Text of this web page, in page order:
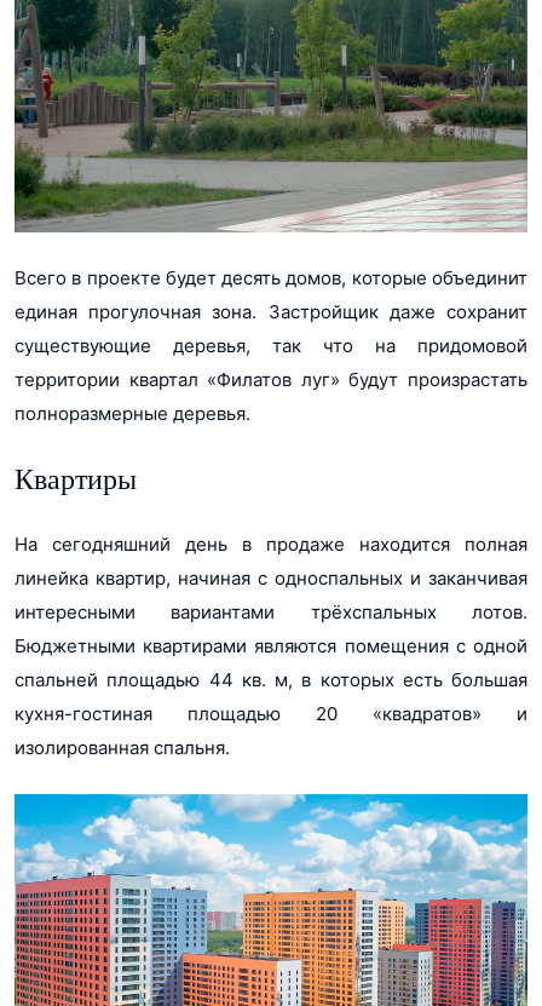
Всего в проекте будет десять домов, которые объединит
единая прогулочная зона. Застройщик даже сохранит
существующие деревья, так что на придомовой
территории квартал «Филатов луг» будут произрастать
полноразмерные деревья.
Квартиры
На сегодняшний день в продаже находится полная
линейка квартир, начиная с односпальных и заканчивая
интересными вариантами трёхспальных лотов.
Бюджетными квартирами являются помещения с одной
спальней площадью 44 кв. м, в которых есть большая
кухня-гостиная площадью 20 «квадратов» и
изолированная спальня.